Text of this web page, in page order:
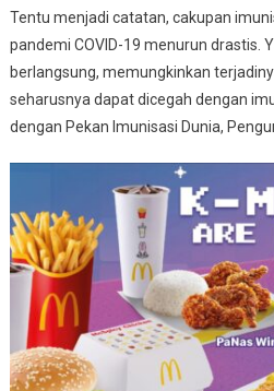
Tentu menjadi catatan, cakupan
pandemi COVID-19 menurun drastis.
berlangsung, memungkinkan
seharusnya dapat dicegah dengan
dengan Pekan Imunisasi Dunia,